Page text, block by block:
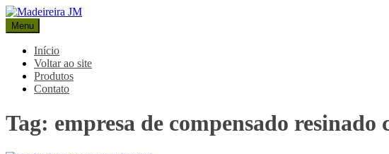
Pular
para
o
conteúdo
Madeireira JM
Blog Madeireira JM
Menu
Início
Voltar ao site
Produtos
Contato
Tag: empresa de compensado